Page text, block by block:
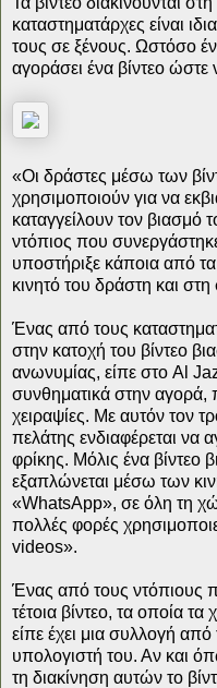
καταστηματάρχες είναι
τους σε ξένους. Ωστόσο
αγοράσει ένα βίντεο ώστε
«Οι δράστες μέσω των
χρησιμοποιούν για να
καταγγείλουν τον βιασμό
ντόπιος που
υποστήριξε κάποια από
κινητό του δράστη και
Ένας από τους
στην κατοχή του βίντεο
ανωνυμίας, είπε στο Al
συνθηματικά στην αγορά,
χειραψίες. Με αυτόν τον
πελάτης ενδιαφέρεται να
φρίκης. Μόλις ένα βίντεο
εξαπλώνεται μέσω των
«WhatsApp», σε όλη τη
πολλές φορές
videos».
Ένας από τους ντόπιους
τέτοια βίντεο, τα οποία
είπε έχει μια συλλογή από
υπολογιστή του. Αν και
τη διακίνηση αυτών το